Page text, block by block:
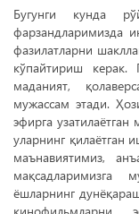
Бугунги кунда
фарзандларимизда
фазилатларни
кўпайтириш керак.
маданият,
мужассам этади.
эфирга
уларнинг қилаётган
маънавиятимиз,
ёшларнинг